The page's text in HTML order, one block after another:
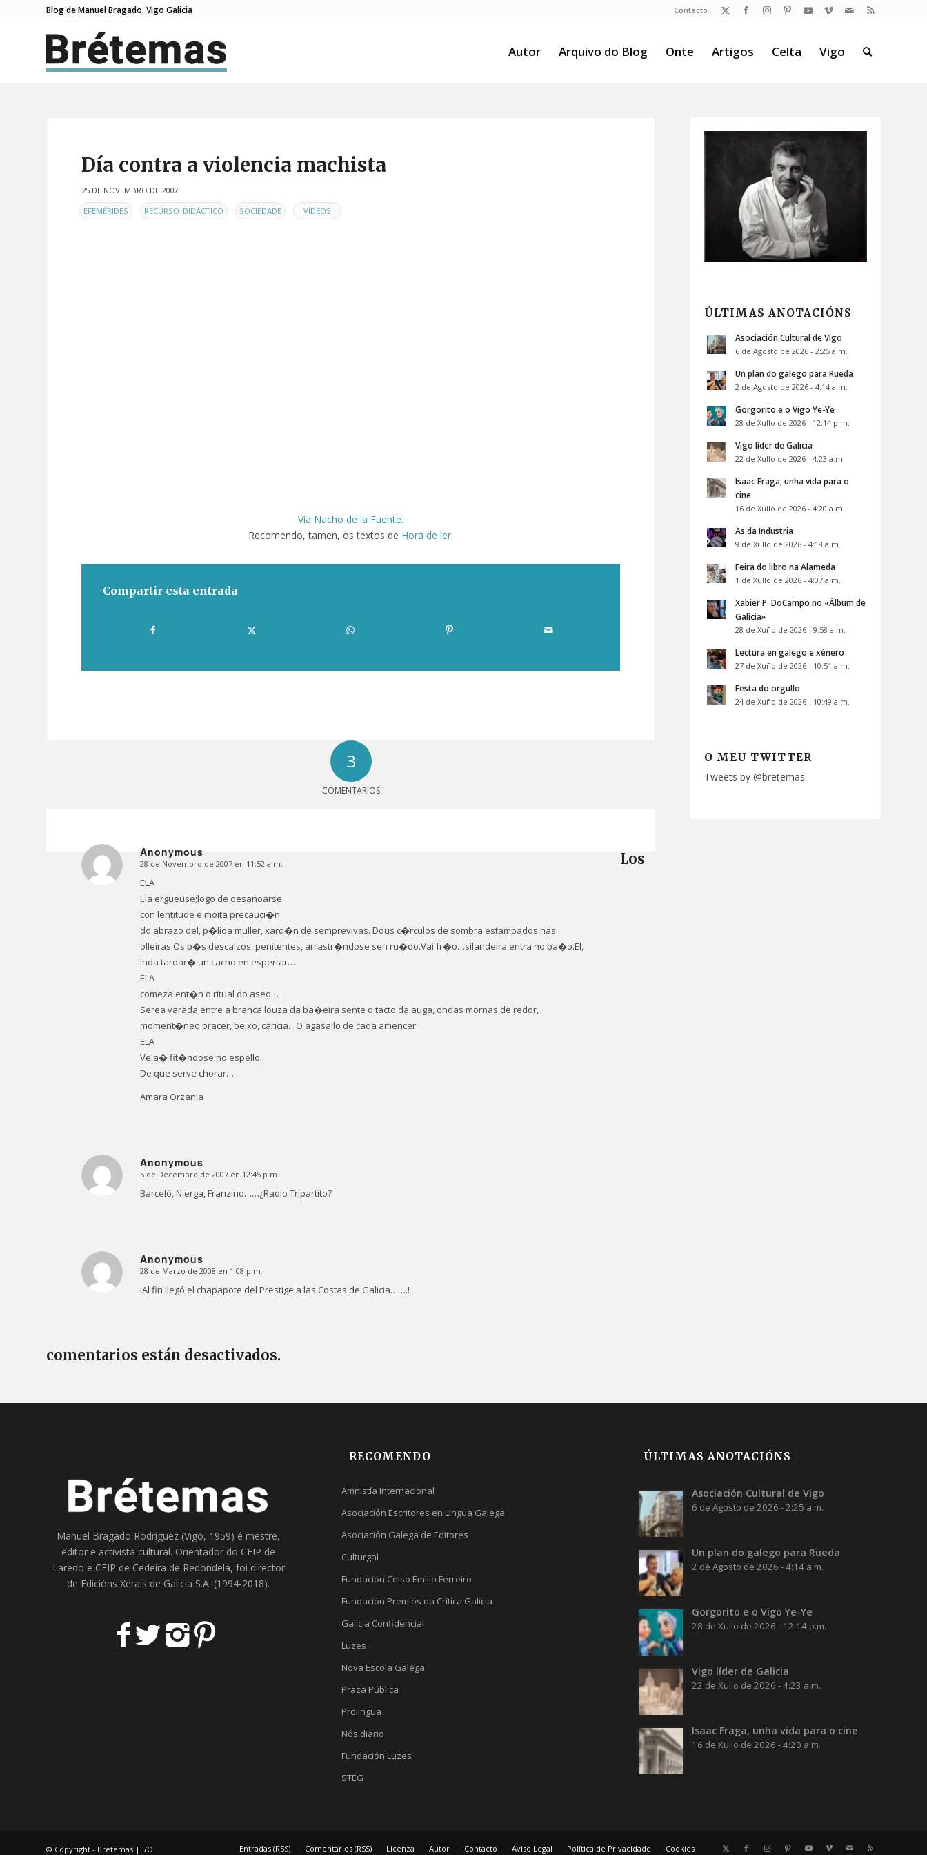
Contacto
Blog de Manuel Bragado. Vigo Galicia
Autor Arquivo do Blog Onte Artigos Celta Vigo
Día contra a violencia machista
25 DE NOVEMBRO DE 2007
ENEFEMÉRIDES RECURSO_DIDÁCTICO SOCIEDADE VÍDEOS
Vía Nacho de la Fuente.
Recomendo, tamen, os textos de Hora de ler.
Compartir esta entrada
3
COMENTARIOS
Anonymous
Dice:
28 de Novembro de 2007 en 11:52 a.m.
ELA
Ela ergueuse;logo de desanoarse
con lentitude e moita precauci�n
do abrazo del, p�lida muller, xard�n de semprevivas. Dous c�rculos de sombra estampados nas
olleiras.Os p�s descalzos, penitentes, arrastr�ndose sen ru�do.Vai fr�o…silandeira entra no ba�o.El,
inda tardar� un cacho en espertar…
ELA
comeza ent�n o ritual do aseo…
Serea varada entre a branca louza da ba�eira sente o tacto da auga, ondas mornas de redor,
moment�neo pracer, beixo, caricia…O agasallo de cada amencer.
ELA
Vela� fit�ndose no espello.
De que serve chorar…
Amara Orzania
Anonymous
Dice:
5 de Decembro de 2007 en 12:45 p.m.
Barceló, Nierga, Franzino……¿Radio Tripartito?
Anonymous
Dice:
28 de Marzo de 2008 en 1:08 p.m.
¡Al fin llegó el chapapote del Prestige a las Costas de Galicia…….!
Los
comentarios están desactivados.
ÚLTIMAS ANOTACIÓNS
Asociación Cultural de Vigo
6 de Agosto de 2026 - 2:25 a.m.
Un plan do galego para Rueda
2 de Agosto de 2026 - 4:14 a.m.
Gorgorito e o Vigo Ye-Ye
28 de Xullo de 2026 - 12:14 p.m.
Vigo líder de Galicia
22 de Xullo de 2026 - 4:23 a.m.
Isaac Fraga, unha vida para o
cine
16 de Xullo de 2026 - 4:20 a.m.
As da Industria
9 de Xullo de 2026 - 4:18 a.m.
Feira do libro na Alameda
1 de Xullo de 2026 - 4:07 a.m.
Xabier P. DoCampo no «Álbum de
Galicia»
28 de Xuño de 2026 - 9:58 a.m.
Lectura en galego e xénero
27 de Xuño de 2026 - 10:51 a.m.
Festa do orgullo
24 de Xuño de 2026 - 10:49 a.m.
O MEU TWITTER
Tweets by @bretemas
Manuel Bragado Rodríguez (Vigo, 1959) é mestre,
editor e activista cultural. Orientador do CEIP de
Laredo e CEIP de Cedeira de Redondela, foi director
de Edicións Xerais de Galicia S.A. (1994-2018).
RECOMENDO
Amnistía Internacional
Asociación Escritores en Lingua Galega
Asociación Galega de Editores
Culturgal
Fundación Celso Emilio Ferreiro
Fundación Premios da Crítica Galicia
Galicia Confidencial
Luzes
Nova Escola Galega
Praza Pública
Prolingua
Nós diario
Fundación Luzes
STEG
ÚLTIMAS ANOTACIÓNS
Asociación Cultural de Vigo
6 de Agosto de 2026 - 2:25 a.m.
Un plan do galego para Rueda
2 de Agosto de 2026 - 4:14 a.m.
Gorgorito e o Vigo Ye-Ye
28 de Xullo de 2026 - 12:14 p.m.
Vigo líder de Galicia
22 de Xullo de 2026 - 4:23 a.m.
Isaac Fraga, unha vida para o cine
16 de Xullo de 2026 - 4:20 a.m.
© Copyright - Brétemas | I/O Entradas (RSS) Comentarios (RSS) Licenza Autor Contacto Aviso Legal Política de Privacidade Cookies